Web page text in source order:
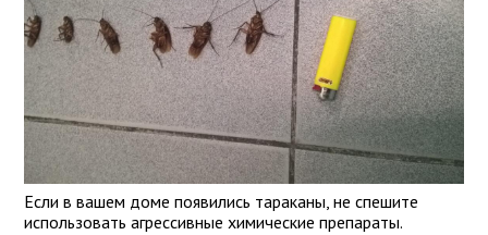
Если в вашем доме появились тараканы, не спешите
использовать агрессивные химические препараты.